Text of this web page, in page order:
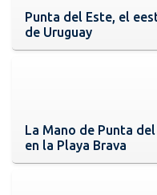
Punta del Este, el
de Uruguay
La Mano de Punta
en la Playa Brava